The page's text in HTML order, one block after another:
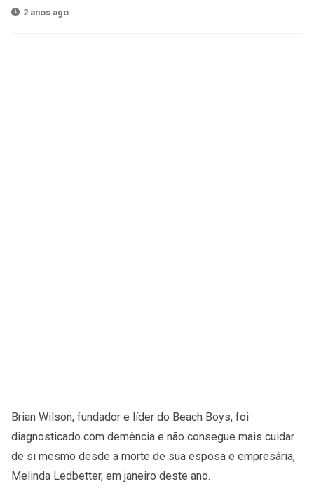
2 anos ago
Brian Wilson, fundador e líder do Beach Boys, foi
diagnosticado com demência e não consegue mais cuidar
de si mesmo desde a morte de sua esposa e empresária,
Melinda Ledbetter, em janeiro deste ano.